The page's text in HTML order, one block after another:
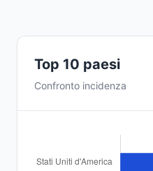
Top 10 paesi
Confronto incidenza